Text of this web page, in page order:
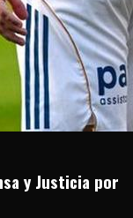
y Justicia por